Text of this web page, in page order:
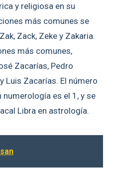
y religiosa en su
más comunes se
Zack, Zeke y Zakaria.
más comunes,
Zacarías, Pedro
Luis Zacarías. El número
es el 1, y se
Libra en astrología.